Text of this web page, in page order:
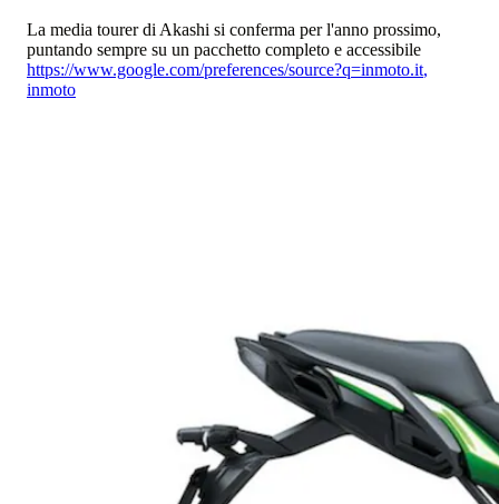
La media tourer di Akashi si conferma per l'anno prossimo,
puntando sempre su un pacchetto completo e accessibile
https://www.google.com/preferences/source?q=inmoto.it,
inmoto